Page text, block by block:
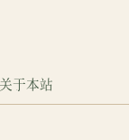
关于本站